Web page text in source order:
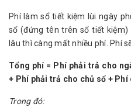
Phí làm sổ tiết kiệm lùi ngày
sổ (đứng tên trên sổ tiết
lâu thì càng mất nhiều phí. Phí
Tổng phí = Phí phải trả cho
+ Phí phải trả cho chủ sổ +
Trong đó: